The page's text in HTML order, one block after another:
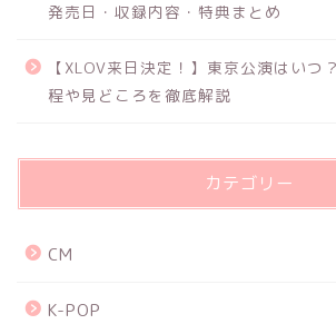
発売日・収録内容・特典まとめ
【XLOV来日決定！】東京公演はいつ
程や見どころを徹底解説
カテゴリー
CM
K-POP